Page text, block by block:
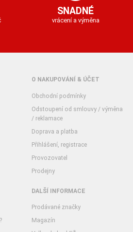
SNADNÉ
vrácení a výměna
O NAKUPOVÁNÍ & ÚČET
Obchodní podmínky
Odstoupení od smlouvy / výměna
/ reklamace
Doprava a platba
Přihlášení, registrace
Provozovatel
Prodejny
DALŠÍ INFORMACE
Prodávané značky
Magazín